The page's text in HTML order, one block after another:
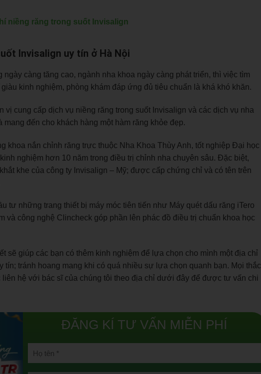
niềng răng trong suốt Invisalign
Invisalign uy tín ở Hà Nội
ngày càng tăng cao, ngành nha khoa ngày càng phát triển, thì việc tìm
kinh nghiệm, phòng khám đáp ứng đủ tiêu chuẩn là khá khó khăn.
vị cung cấp dịch vụ niềng răng trong suốt Invisalign và các dịch vụ nha
mang đến cho khách hàng một hàm răng khỏe đẹp.
khoa nắn chỉnh răng trực thuộc Nha Khoa Thùy Anh, tốt nghiệp Đại học
nghiệm hơn 10 năm trong điều trị chỉnh nha chuyên sâu. Đặc biệt,
khe của công ty Invisalign – Mỹ; được cấp chứng chỉ và có tên trên
tư những trang thiết bị máy móc tiên tiến như Máy quét dấu răng iTero
và công nghệ Clincheck góp phần lên phác đồ điều trị chuẩn khoa học
sẽ giúp các bạn có thêm kinh nghiệm để lựa chọn cho mình một địa chỉ
tín; tránh hoang mang khi có quá nhiều sự lựa chọn quanh bạn. Mọi thắc
liên hệ với bác sĩ của chúng tôi theo địa chỉ dưới đây để được tư vấn chi
ĐĂNG KÍ TƯ VẤN MIỄN PHÍ